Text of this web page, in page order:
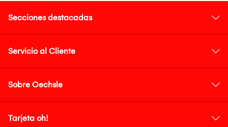
Secciones destacadas
Servicio al Cliente
Sobre Oechsle
Tarjeta oh!